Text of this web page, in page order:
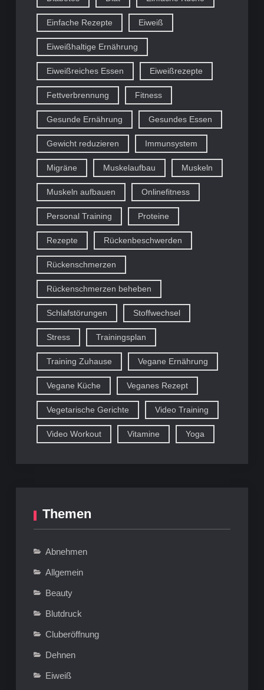
Einfache Rezepte Eiweiß
Eiweißhaltige Ernährung
Eiweißreiches Essen Eiweißrezepte
Fettverbrennung Fitness
Gesunde Ernährung Gesundes Essen
Gewicht reduzieren Immunsystem
Migräne Muskelaufbau Muskeln
Muskeln aufbauen Onlinefitness
Personal Training Proteine
Rezepte Rückenbeschwerden
Rückenschmerzen
Rückenschmerzen beheben
Schlafstörungen Stoffwechsel
Stress Trainingsplan
Training Zuhause Vegane Ernährung
Vegane Küche Veganes Rezept
Vegetarische Gerichte Video Training
Video Workout Vitamine Yoga
Themen
Abnehmen
Allgemein
Beauty
Blutdruck
Cluberöffnung
Dehnen
Eiweiß